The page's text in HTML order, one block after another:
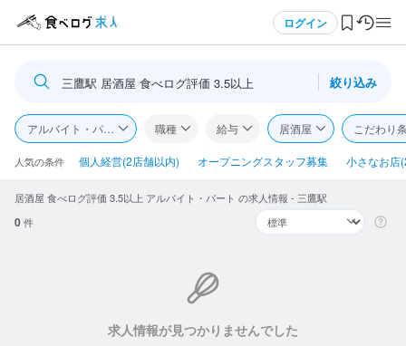
ログイン
ログイン・無料会員登録
食べログ求人TOP
求人検索
三鷹駅 居酒屋 食べログ評価 3.5以上 絞り込み
アルバイト・パート 職種 給与 居酒屋 こだわり
人気の条件 個人経営(2店舗以内) オープニングスタッフ募集 小さなお店
居酒屋 食べログ評価 3.5以上 アルバイト・パート の求人情報 - 三鷹駅
0件
求人情報が見つかりませんでした